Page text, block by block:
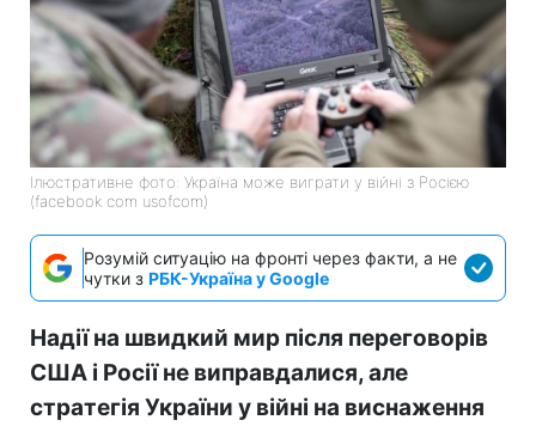
Ілюстративне фото: Україна може виграти у війні з Росією
(facebook com usofcom)
Розумій ситуацію на фронті через факти, а не
чутки з РБК-Україна у Google
Надії на швидкий мир після переговорів
США і Росії не виправдалися, але
стратегія України у війні на виснаження